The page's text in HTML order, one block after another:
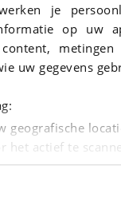
je
op
content,
uw gegevens
geografische
het actief te
worden